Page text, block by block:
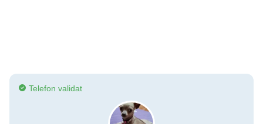
Telefon validat